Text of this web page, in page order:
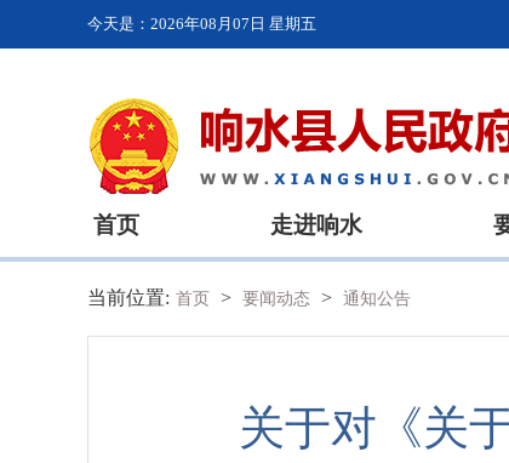
今天是： 2026年08月07日 星期五
首页 走进响水
当前位置: 首页 > 要闻动态 > 通知公告
关于对《关